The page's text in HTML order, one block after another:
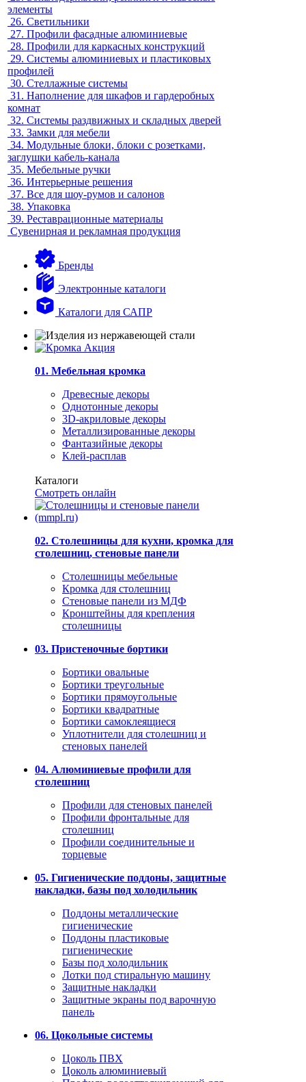
элементы
26. Светильники
27. Профили фасадные алюминиевые
28. Профили для каркасных конструкций
29. Системы алюминиевых и пластиковых
профилей
30. Стеллажные системы
31. Наполнение для шкафов и гардеробных
комнат
32. Системы раздвижных и складных дверей
33. Замки для мебели
34. Модульные блоки, блоки с розетками,
заглушки кабель-канала
35. Мебельные ручки
36. Интерьерные решения
37. Все для шоу-румов и салонов
38. Упаковка
39. Реставрационные материалы
Сувенирная и рекламная продукция
Бренды
Электронные каталоги
Каталоги для САПР
01. Мебельная кромка
Древесные декоры
Однотонные декоры
3D-акриловые декоры
Металлизированные декоры
Фантазийные декоры
Клей-расплав
Каталоги
Смотреть онлайн
02. Столешницы для кухни, кромка для
столешниц, стеновые панели
Столешницы мебельные
Кромка для столешниц
Стеновые панели из МДФ
Кронштейны для крепления
столешницы
03. Пристеночные бортики
Бортики овальные
Бортики треугольные
Бортики прямоугольные
Бортики квадратные
Бортики самоклеящиеся
Уплотнители для столешниц и
стеновых панелей
04. Алюминиевые профили для
столешниц
Профили для стеновых панелей
Профили фронтальные для
столешниц
Профили соединительные и
торцевые
05. Гигиенические поддоны, защитные
накладки, базы под холодильник
Поддоны металлические
гигиенические
Поддоны пластиковые
гигиенические
Базы под холодильник
Лотки под стиральную машину
Защитные накладки
Защитные экраны под варочную
панель
06. Цокольные системы
Цоколь ПВХ
Цоколь алюминиевый